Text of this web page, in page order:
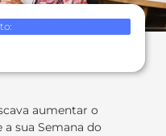
aumentar o
sua Semana do